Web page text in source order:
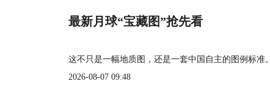
最新月球“宝藏图”抢先看
这不只是一幅地质图，还是一套中国自主的图例标准。
2026-08-07 09:48